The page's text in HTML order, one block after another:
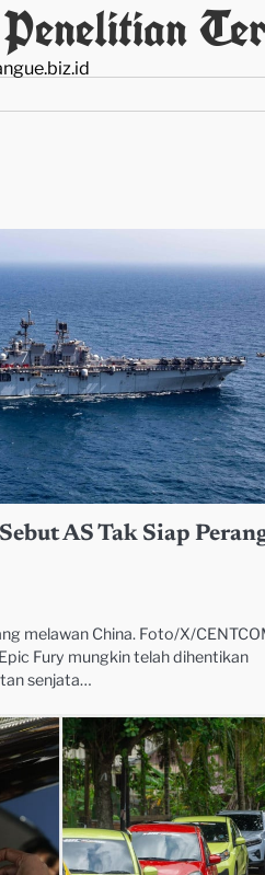
AS Tak Siap
melawan China. Foto/X/
Fury mungkin telah dihentikan
senjata…